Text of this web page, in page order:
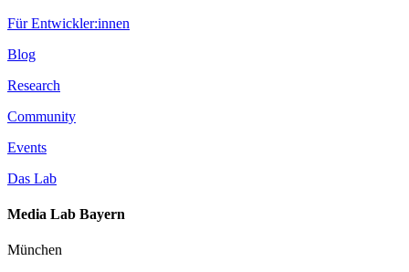
Für Entwickler:innen
Blog
Research
Community
Events
Das Lab
Media Lab Bayern
München